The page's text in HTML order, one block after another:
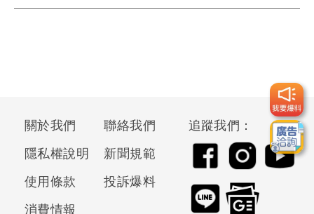
關於我們
聯絡我們
隱私權說明
新聞規範
使用條款
投訴爆料
消費情報
追蹤我們：